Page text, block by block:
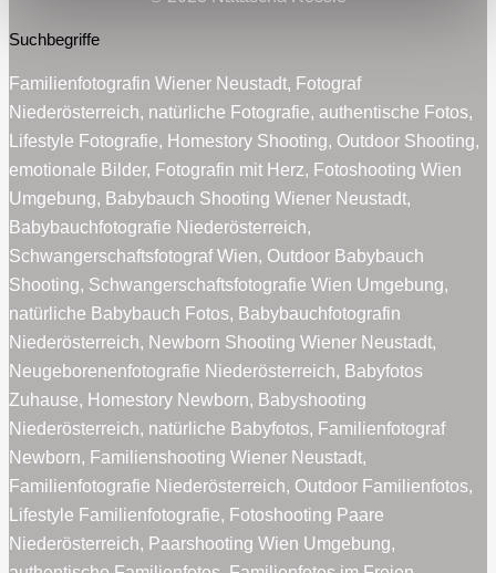
Suchbegriffe
Familienfotografin Wiener Neustadt, Fotograf
Niederösterreich, natürliche Fotografie, authentische Fotos,
Lifestyle Fotografie, Homestory Shooting, Outdoor Shooting,
emotionale Bilder, Fotografin mit Herz, Fotoshooting Wien
Umgebung, Babybauch Shooting Wiener Neustadt,
Babybauchfotografie Niederösterreich,
Schwangerschaftsfotograf Wien, Outdoor Babybauch
Shooting, Schwangerschaftsfotografie Wien Umgebung,
natürliche Babybauch Fotos, Babybauchfotografin
Niederösterreich, Newborn Shooting Wiener Neustadt,
Neugeborenenfotografie Niederösterreich, Babyfotos
Zuhause, Homestory Newborn, Babyshooting
Niederösterreich, natürliche Babyfotos, Familienfotograf
Newborn, Familienshooting Wiener Neustadt,
Familienfotografie Niederösterreich, Outdoor Familienfotos,
Lifestyle Familienfotografie, Fotoshooting Paare
Niederösterreich, Paarshooting Wien Umgebung,